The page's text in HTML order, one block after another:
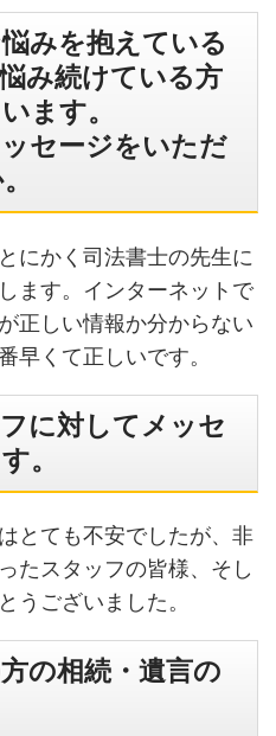
みを抱えている
み続けている方
ます。
セージをいただ
にかく司法書士の先生に
ます。インターネットで
正しい情報か分からない
早くて正しいです。
に対してメッセ
。
とても不安でしたが、非
たスタッフの皆様、そし
うございました。
の相続・遺言の